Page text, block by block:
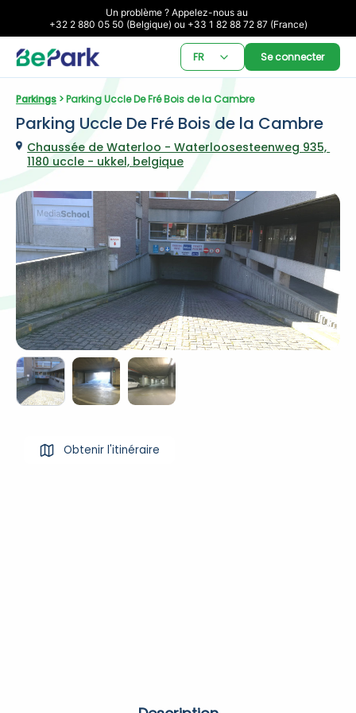
Un problème ? Appelez-nous au
+32 2 880 05 50 (Belgique) ou +33 1 82 88 72 87 (France)
FR Se connecter
Parkings > Parking Uccle De Fré Bois de la Cambre
Parking Uccle De Fré Bois de la Cambre
Chaussée de Waterloo - Waterloosesteenweg 935,
1180 uccle - ukkel, belgique
Obtenir l'itinéraire